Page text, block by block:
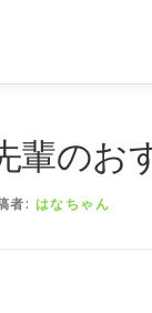
輩のお
者: はなちゃん